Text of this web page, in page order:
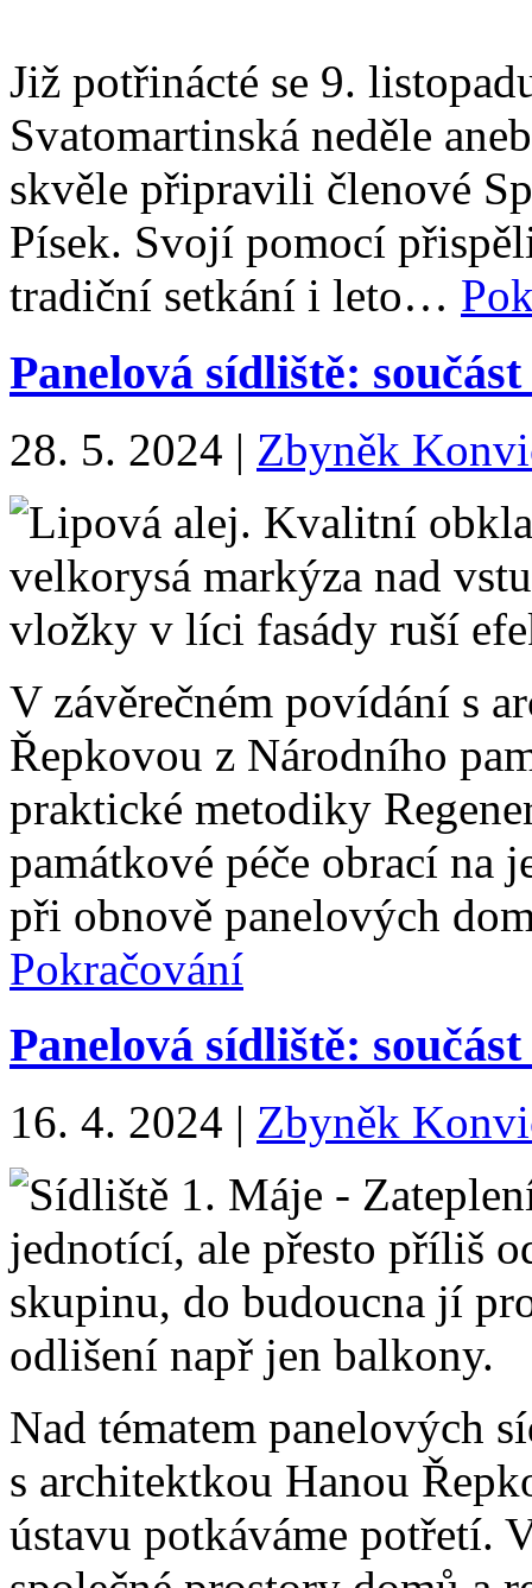
Již potřinácté se 9.
Svatomartinská neděle
skvěle připravili členové
Písek. Svojí pomocí
tradiční setkání i leto…
Panelová sídliště:
28. 5. 2024 | Zbyněk
V závěrečném povídání s
Řepkovou z Národního
praktické metodiky
památkové péče obrací na
při obnově panelových
Pokračování
Panelová sídliště:
16. 4. 2024 | Zbyněk
Nad tématem panelových
s architektkou Hanou
ústavu potkáváme potřetí.